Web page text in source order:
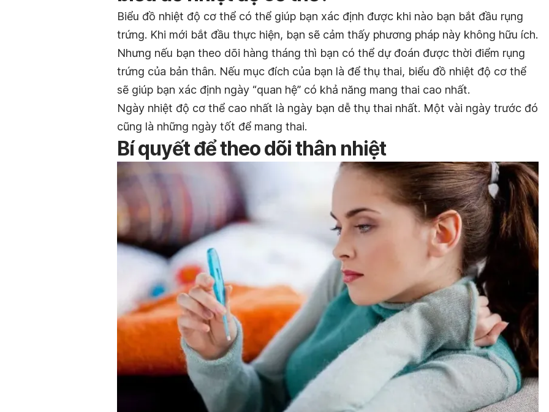
Biểu đồ nhiệt độ cơ thể có thể giúp bạn xác định được khi nào bạn bắt đầu rụng
trứng. Khi mới bắt đầu thực hiện, bạn sẽ cảm thấy phương pháp này không hữu ích.
Nhưng nếu bạn theo dõi hàng tháng thì bạn có thể dự đoán được thời điểm rụng
trứng của bản thân. Nếu mục đích của bạn là để thụ thai, biểu đồ nhiệt độ cơ thể
sẽ giúp bạn xác định ngày “quan hệ” có khả năng mang thai cao nhất.
Ngày nhiệt độ cơ thể cao nhất là ngày bạn dễ thụ thai nhất. Một vài ngày trước đó
cũng là những ngày tốt để mang thai.
Bí quyết để theo dõi thân nhiệt